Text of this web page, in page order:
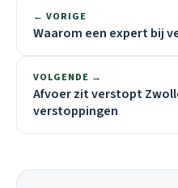
← VORIGE
Waarom een expert bij
VOLGENDE →
Afvoer zit verstopt
verstoppingen